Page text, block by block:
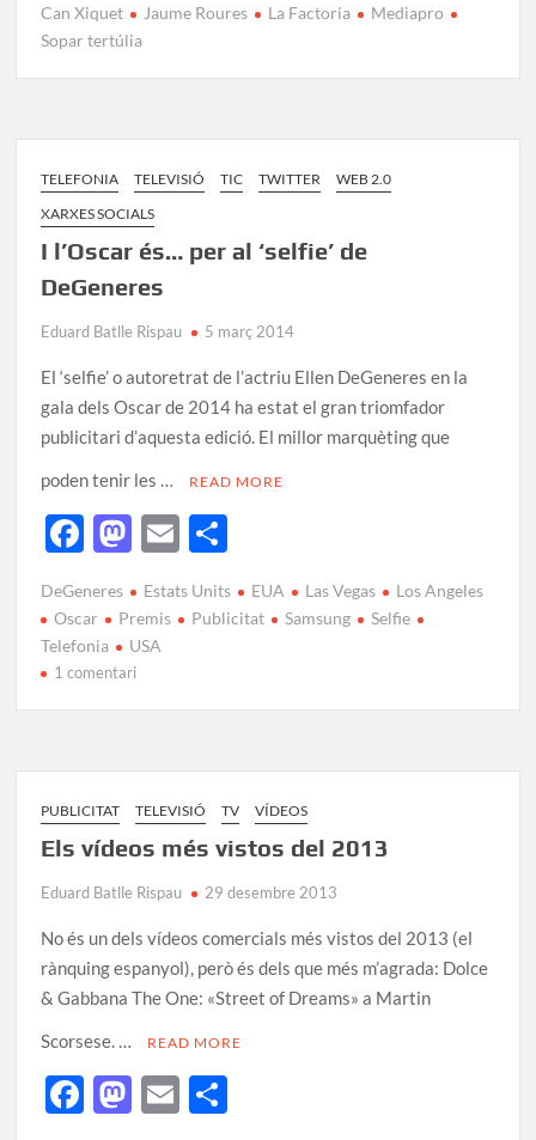
e
b
o
k
to
d
n
ail m
p
te
ix
Can Xiquet Jaume Roures La Factoria
Mediapro
Sopar tertúlia
TELEFONIA TELEVISIÓ TIC TWITTER
WEB 2.0
XARXES SOCIALS
I l’Oscar és… per al ‘selfie’ de
DeGeneres
Eduard Batlle Rispau 5 març 2014
El ‘selfie’ o autoretrat de l’actriu Ellen DeGeneres en la
gala dels Oscar de 2014 ha estat el gran triomfador
publicitari d’aquesta edició. El millor marquèting que
poden tenir les …
READ MORE
F
e
b
o
o
k
M
to
d
o
n
E
ail m
te
ix
DeGeneres Estats Units EUA Las Vegas
Los Angeles
Oscar
Premis Publicitat Samsung
Selfie
Telefonia
USA
1 comentari
PUBLICITAT TELEVISIÓ TV VÍDEOS
Els vídeos més vistos del 2013
Eduard Batlle Rispau 29 desembre 2013
No és un dels vídeos comercials més vistos del 2013 (el
rànquing espanyol), però és dels que més m’agrada: Dolce
& Gabbana The One: «Street of Dreams» a Martin
Scorsese. …
READ MORE
F
M E